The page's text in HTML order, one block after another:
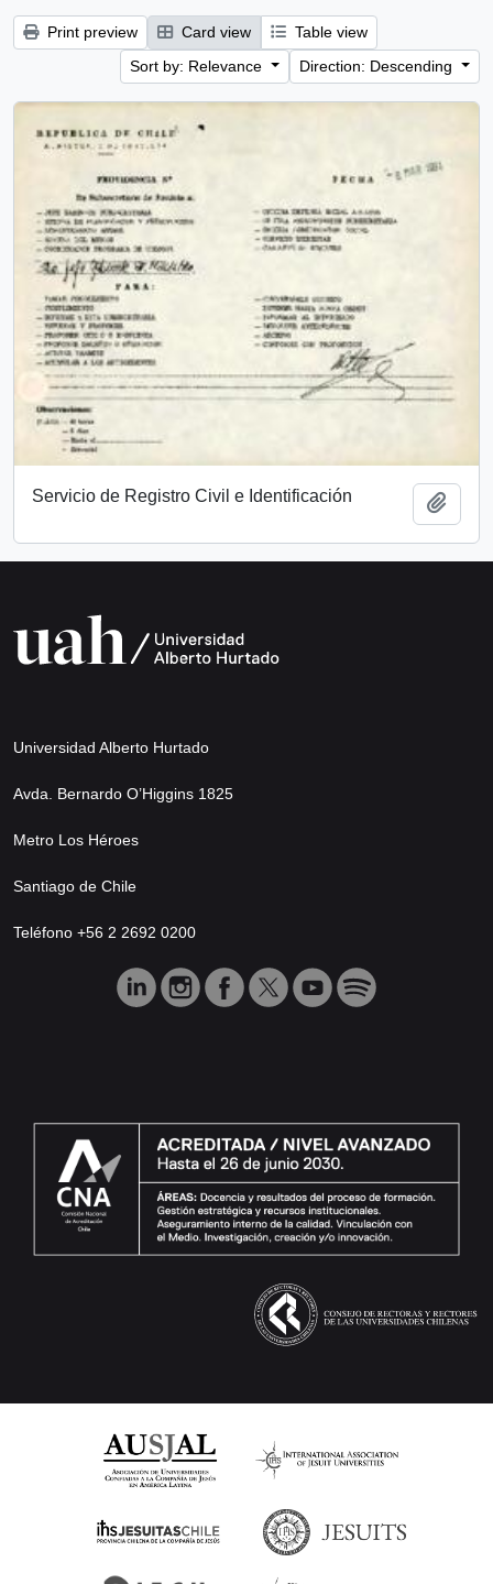
Print preview Card view
Table view
Sort by: Relevance
Direction: Descending
Servicio de Registro Civil e Identificación
Universidad Alberto Hurtado
Avda. Bernardo O’Higgins 1825
Metro Los Héroes
Santiago de Chile
Teléfono +56 2 2692 0200